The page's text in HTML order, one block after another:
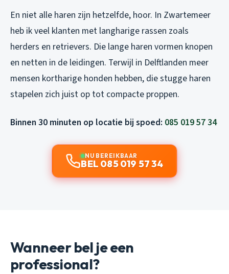
En niet alle haren zijn hetzelfde, hoor. In Zwartemeer
heb ik veel klanten met langharige rassen zoals
herders en retrievers. Die lange haren vormen knopen
en netten in de leidingen. Terwijl in Delftlanden meer
mensen kortharige honden hebben, die stugge haren
stapelen zich juist op tot compacte proppen.
Binnen 30 minuten op locatie bij spoed: 085 019 57 34
NU BEREIKBAAR
BEL 085 019 57 34
Wanneer bel je een
professional?